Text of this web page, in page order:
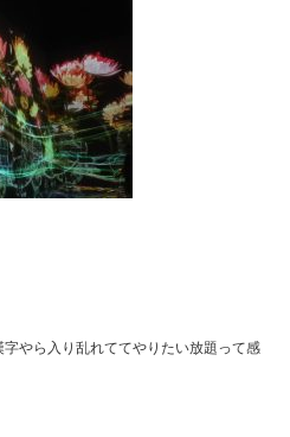
やら入り乱れててやりたい放題って感